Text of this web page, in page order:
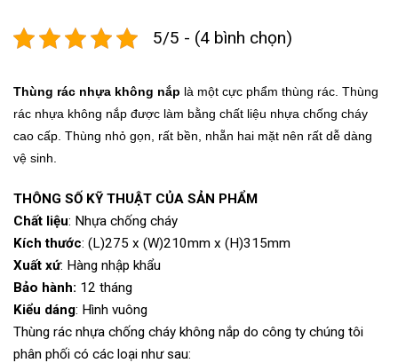
5/5 - (4 bình chọn)
Thùng rác nhựa không nắp là một cực phẩm thùng rác. Thùng
rác nhựa không nắp được làm bằng chất liệu nhựa chống cháy
cao cấp. Thùng nhỏ gọn, rất bền, nhẵn hai mặt nên rất dễ dàng
vệ sinh.
THÔNG SỐ KỸ THUẬT CỦA SẢN PHẨM
Chất liệu: Nhựa chống cháy
Kích thước: (L)275 x (W)210mm x (H)315mm
Xuất xứ: Hàng nhập khẩu
Bảo hành: 12 tháng
Kiểu dáng: Hình vuông
Thùng rác nhựa chống cháy không nắp do công ty chúng tôi
phân phối có các loại như sau: